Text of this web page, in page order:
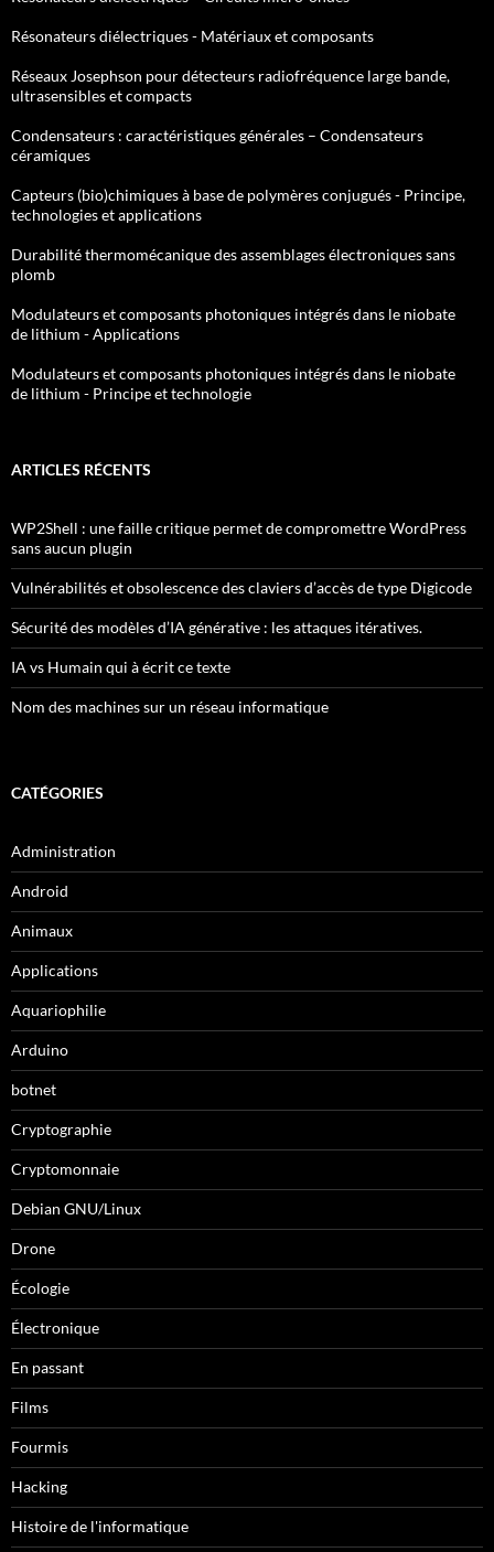
Résonateurs diélectriques - Matériaux et composants
Réseaux Josephson pour détecteurs radiofréquence large bande,
ultrasensibles et compacts
Condensateurs : caractéristiques générales – Condensateurs
céramiques
Capteurs (bio)chimiques à base de polymères conjugués - Principe,
technologies et applications
Durabilité thermomécanique des assemblages électroniques sans
plomb
Modulateurs et composants photoniques intégrés dans le niobate
de lithium - Applications
Modulateurs et composants photoniques intégrés dans le niobate
de lithium - Principe et technologie
ARTICLES RÉCENTS
WP2Shell : une faille critique permet de compromettre WordPress
sans aucun plugin
Vulnérabilités et obsolescence des claviers d’accès de type Digicode
Sécurité des modèles d’IA générative : les attaques itératives.
IA vs Humain qui à écrit ce texte
Nom des machines sur un réseau informatique
CATÉGORIES
Administration
Android
Animaux
Applications
Aquariophilie
Arduino
botnet
Cryptographie
Cryptomonnaie
Debian GNU/Linux
Drone
Écologie
Électronique
En passant
Films
Fourmis
Hacking
Histoire de l'informatique